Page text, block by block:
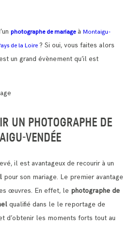
photographe de mariageà Montaigu-
de la Loire ? Si oui, vous faites alors
un grand évènement qu’il est
UN PHOTOGRAPHE DE
VENDÉE
il est avantageux de recourir à un
pour son mariage. Le premier avantage
œuvres. En effet, le photographe de
qualifié dans le le reportage de
d’obtenir les moments forts tout au